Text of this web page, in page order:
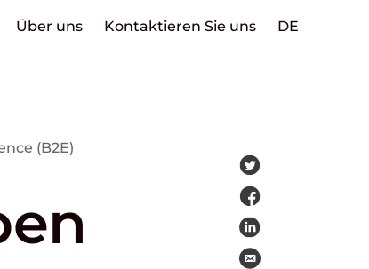
Über uns Kontaktieren Sie uns DE
(B2E)